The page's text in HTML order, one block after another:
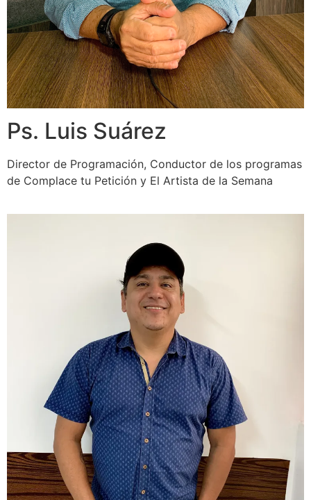
Ps. Luis Suárez
Director de Programación, Conductor de los programas
de Complace tu Petición y El Artista de la Semana